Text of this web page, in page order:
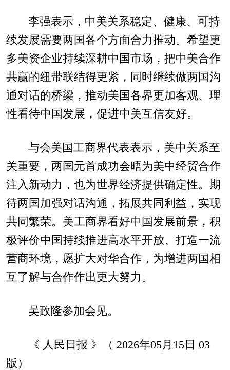
李强表示，中美关系稳定、健康、可持
续发展需要两国各个方面合力推动。希望更
多美资企业持续深耕中国市场，把中美合作
共赢的纽带联结得更紧，同时继续做两国沟
通对话的桥梁，推动美国各界更加客观、理
性看待中国发展，促进中美互信友好。
与会美国工商界代表表示，美中关系至
关重要，两国元首成功会晤为美中经贸合作
注入新动力，也为世界经济提供确定性。期
待两国加强对话沟通，拓展共同利益，实现
共同繁荣。美工商界看好中国发展前景，积
极评价中国持续推进高水平开放、打造一流
营商环境，愿扩大对华合作，为增进两国相
互了解与合作作出更大努力。
吴政隆参加会见。
《 人民日报 》（ 2026年05月15日 03
版）